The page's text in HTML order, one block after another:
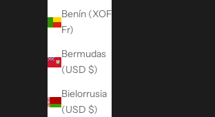
Benín (XOF
Fr)
Bermudas
(USD $)
Bielorrusia
(USD $)